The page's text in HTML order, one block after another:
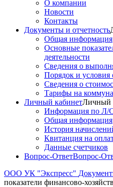
О компании
Новости
Контакты
Документы и отчетность
Общая информация
Основные
деятельности
Сведения о
Порядок и условия
Сведения о
Тарифы на
Личный кабинетЛичный
Информация по Л/
Общая информация
История
Квитанция на
Данные счетчиков
Вопрос-ОтветВопрос-
ООО УК "Экспресс"
показатели финансово-